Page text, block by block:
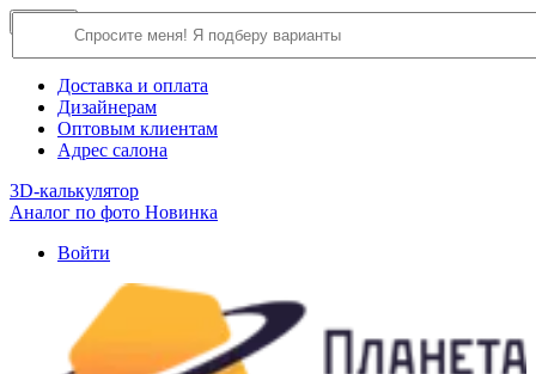
О компании
Доставка и оплата
Дизайнерам
Оптовым клиентам
Адрес салона
3D-калькулятор
Аналог по фото Новинка
Войти